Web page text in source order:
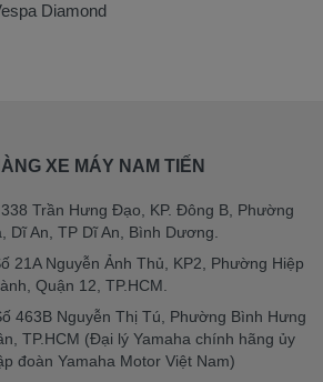
Diamond
XE MÁY NAM TIẾN
Trần Hưng Đạo, KP. Đông B, Phường
Dĩ An, TP Dĩ An, Bình Dương.
21A Nguyễn Ảnh Thủ, KP2, Phường Hiệp
Quận 12, TP.HCM.
463B Nguyễn Thị Tú, Phường Bình Hưng
TP.HCM (Đại lý Yamaha chính hãng ủy
đoàn Yamaha Motor Việt Nam)